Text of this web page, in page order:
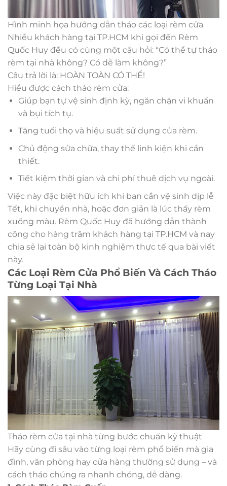
Hình minh họa hướng dẫn tháo các loại rèm cửa
Nhiều khách hàng tại TP.HCM khi gọi đến Rèm
Quốc Huy đều có cùng một câu hỏi: “Có thể tự tháo
rèm tại nhà không? Có dễ làm không?”
Câu trả lời là: HOÀN TOÀN CÓ THỂ!
Hiểu được cách tháo rèm cửa:
Giúp bạn tự vệ sinh định kỳ, ngăn chặn vi khuẩn
và bụi tích tụ.
Tăng tuổi thọ và hiệu suất sử dụng của rèm.
Chủ động sửa chữa, thay thế linh kiện khi cần
thiết.
Tiết kiệm thời gian và chi phí thuê dịch vụ ngoài.
Việc này đặc biệt hữu ích khi bạn cần vệ sinh dịp lễ
Tết, khi chuyển nhà, hoặc đơn giản là lúc thấy rèm
xuống màu. Rèm Quốc Huy đã hướng dẫn thành
công cho hàng trăm khách hàng tại TP.HCM và nay
chia sẻ lại toàn bộ kinh nghiệm thực tế qua bài viết
này.
Các Loại Rèm Cửa Phổ Biến Và Cách Tháo
Từng Loại Tại Nhà
Tháo rèm cửa tại nhà từng bước chuẩn kỹ thuật
Hãy cùng đi sâu vào từng loại rèm phổ biến mà gia
đình, văn phòng hay cửa hàng thường sử dụng – và
cách tháo chúng ra nhanh chóng, dễ dàng.